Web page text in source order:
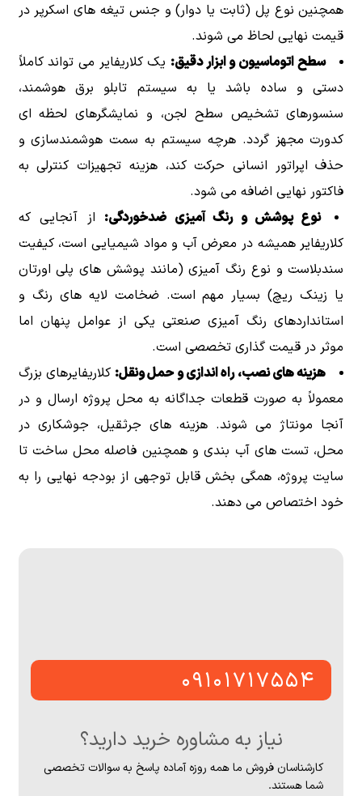
همچنین نوع پل (ثابت یا دوار) و جنس تیغه های اسکرپر در
قیمت نهایی لحاظ می شوند.
سطح اتوماسیون و ابزار دقیق: یک کلاریفایر می تواند کاملاً
دستی و ساده باشد یا به سیستم تابلو برق هوشمند،
سنسورهای تشخیص سطح لجن، و نمایشگرهای لحظه ای
کدورت مجهز گردد. هرچه سیستم به سمت هوشمندسازی و
حذف اپراتور انسانی حرکت کند، هزینه تجهیزات کنترلی به
فاکتور نهایی اضافه می شود.
نوع پوشش و رنگ آمیزی ضدخوردگی: از آنجایی که
کلاریفایر همیشه در معرض آب و مواد شیمیایی است، کیفیت
سندبلاست و نوع رنگ آمیزی (مانند پوشش های پلی اورتان
یا زینک ریچ) بسیار مهم است. ضخامت لایه های رنگ و
استانداردهای رنگ آمیزی صنعتی یکی از عوامل پنهان اما
موثر در قیمت گذاری تخصصی است.
هزینه های نصب، راه اندازی و حمل ونقل: کلاریفایرهای بزرگ
معمولاً به صورت قطعات جداگانه به محل پروژه ارسال و در
آنجا مونتاژ می شوند. هزینه های جرثقیل، جوشکاری در
محل، تست های آب بندی و همچنین فاصله محل ساخت تا
سایت پروژه، همگی بخش قابل توجهی از بودجه نهایی را به
خود اختصاص می دهند.
۰۹۱۰۱۷۱۷۵۵۴
نیاز به مشاوره خرید دارید؟
کارشناسان فروش ما همه روزه آماده پاسخ به سوالات تخصصی
شما هستند.